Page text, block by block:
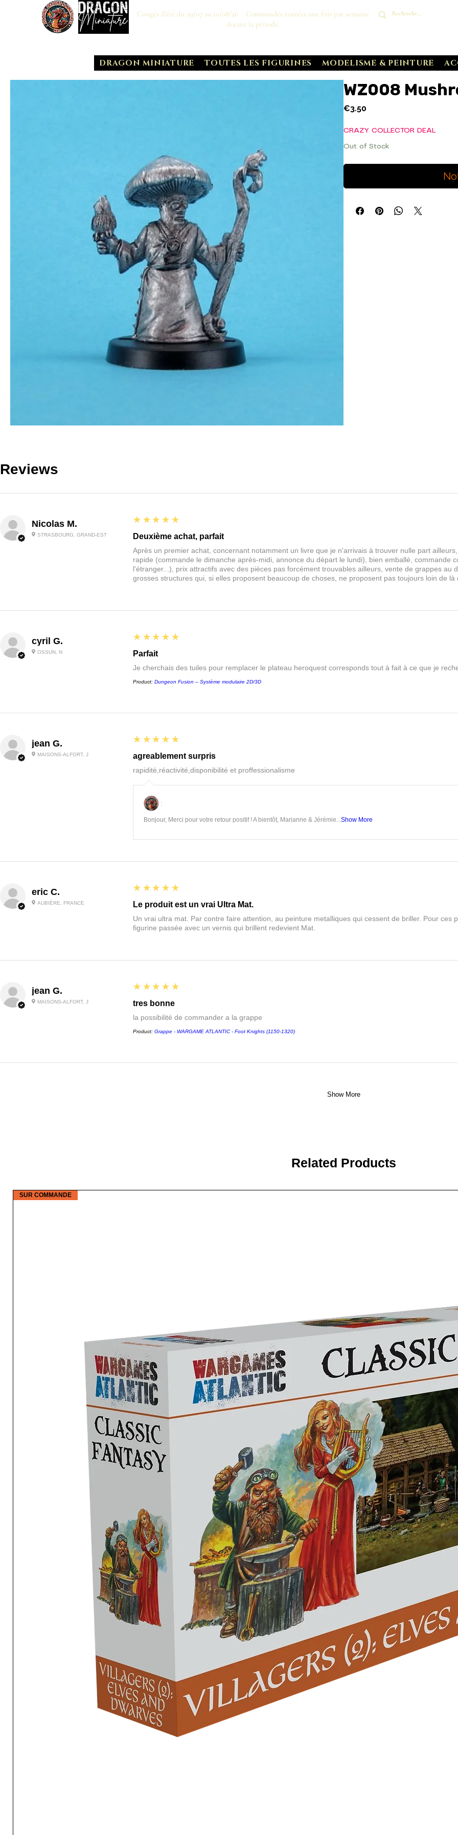
Congés d'été du 29/07 au 10/08/26 : Commandes traitées une fois par semaine
durant la période.
DRAGON MINIATURE TOUTES LES FIGURINES MODELISME & PEINTURE
WZ008
€3.50
CRAZY COLLECTOR DEAL
Out of Stock
Reviews
Nicolas M.
STRASBOURG, GRAND-EST
5
★★★★★
Deuxième achat, parfait
Après un premier achat, concernant notamment un livre que je n'arrivais à trouver nulle part
rapide (commande le dimanche après-midi, annonce du départ le lundi), bien emballé, commande
l'étranger...), prix attractifs avec des pièces pas forcément trouvables ailleurs, vente de grappes
grosses structures qui, si elles proposent beaucoup de choses, ne proposent pas toujours loin de
cyril G.
OSSUN, N
5
★★★★★
Parfait
Je cherchais des tuiles pour remplacer le plateau heroquest corresponds tout à fait à ce que je
Product: Dungeon Fusion – Système modulaire 2D/3D
jean G.
MAISONS-ALFORT, J
5
★★★★★
agreablement surpris
rapidité,réactivité,disponibilité et proffessionalisme
:
Bonjour, Merci pour votre retour positif ! A bientôt, Marianne & Jérémie...Show More
eric C.
AUBIÈRE, FRANCE
5
★★★★★
Le produit est un vrai Ultra Mat.
Un vrai ultra mat. Par contre faire attention, au peinture metalliques qui cessent de briller. Pour
figurine passée avec un vernis qui brillent redevient Mat.
jean G.
MAISONS-ALFORT, J
5
★★★★★
tres bonne
la possibilité de commander a la grappe
Product: Grappe - WARGAME ATLANTIC - Foot Knights (1150-1320)
Show More
Related Products
SUR COMMANDE